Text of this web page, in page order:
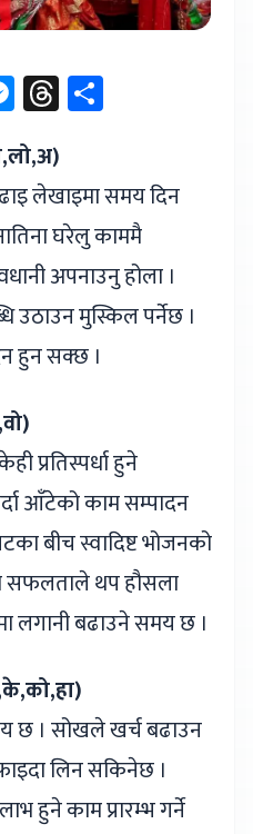
Messenger
Threads
लेखाइमा समय दिन
घरेलु काममै
अपनाउनु होला ।
उठाउन मुस्किल पर्नेछ ।
हुन सक्छ ।
प्रतिस्पर्धा हुने
आँटेको काम सम्पादन
बीच स्वादिष्ट भोजनको
सफलताले थप हौसला
लगानी बढाउने समय छ ।
छ । सोखले खर्च बढाउन
लिन सकिनेछ ।
हुने काम प्रारम्भ गर्ने